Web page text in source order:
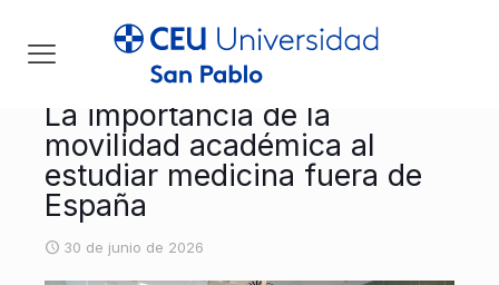
La importancia de la
movilidad académica al
estudiar medicina fuera de
España
30 de junio de 2026